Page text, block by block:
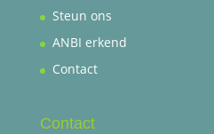
Steun ons
ANBI erkend
Contact
Contact